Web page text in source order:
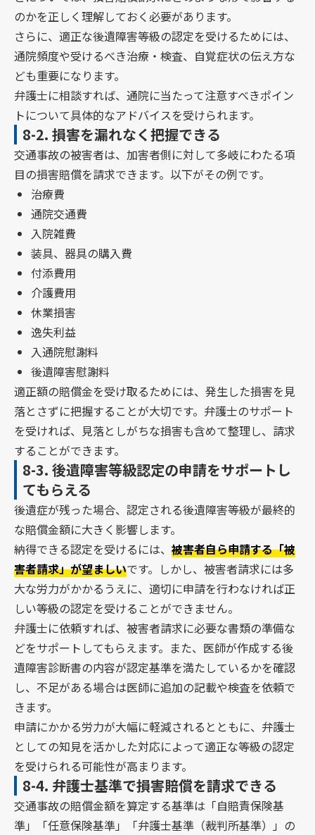
のかを正しく理解しておく必要があります。
さらに、適正な後遺障害等級の認定を受けるためには、
通院頻度や受けるべき治療・検査、自覚症状の伝え方な
ども重要になります。
弁護士に相談すれば、通院に当たって注意すべきポイン
トについて具体的なアドバイスを受けられます。
8-2. 損害を漏れなく把握できる
交通事故の被害者は、加害者側に対して多岐にわたる項
目の損害賠償を請求できます。以下がその例です。
治療費
通院交通費
入院雑費
装具、器具の購入費
付添費用
介護費用
休業損害
逸失利益
入通院慰謝料
後遺障害慰謝料
適正額の賠償金を受け取るためには、発生した損害を見
落とさずに把握することが大切です。弁護士のサポート
を受ければ、見落としがちな損害も含めて整理し、請求
することができます。
8-3. 後遺障害等級認定の申請をサポートし
てもらえる
後遺症が残った場合、認定される後遺障害等級が最終的
な賠償金額に大きく影響します。
納得できる認定を受けるには、被害者自ら申請する「被
害者請求」が望ましいです。しかし、被害者請求には多
大な労力がかかるうえに、適切に申請を行わなければ正
しい等級の認定を受けることができません。
弁護士に依頼すれば、被害者請求に必要な書類の準備な
どをサポートしてもらえます。また、医師が作成する後
遺障害診断書の内容が認定基準を満たしているかを確認
し、不足がある場合は医師に追加の記載や検査を依頼で
きます。
申請にかかる労力が大幅に軽減されるとともに、弁護士
としての知見を活かした対応によって適正な等級の認定
を受けられる可能性が高まります。
8-4. 弁護士基準で損害賠償を請求できる
交通事故の賠償金額を算定する基準は「自賠責保険基
準」「任意保険基準」「弁護士基準（裁判所基準）」の